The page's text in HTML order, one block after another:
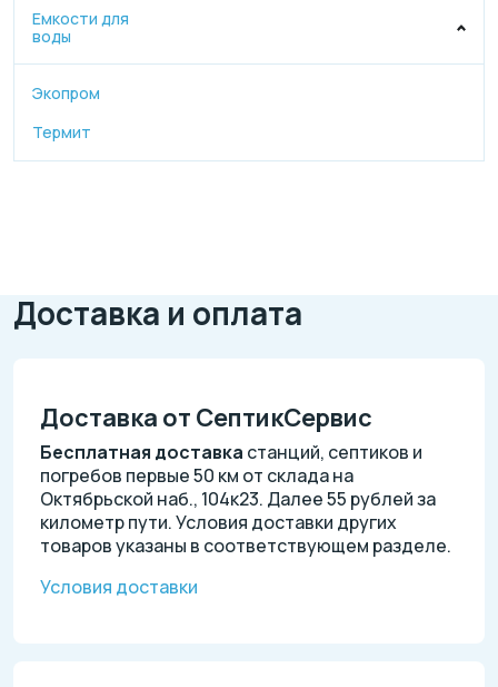
Емкости для
воды
Экопром
Термит
Доставка и оплата
Доставка от СептикСервис
Бесплатная доставка станций, септиков и
погребов первые 50 км от склада на
Октябрьской наб., 104к23. Далее 55 рублей за
километр пути. Условия доставки других
товаров указаны в соответствующем разделе.
Условия доставки